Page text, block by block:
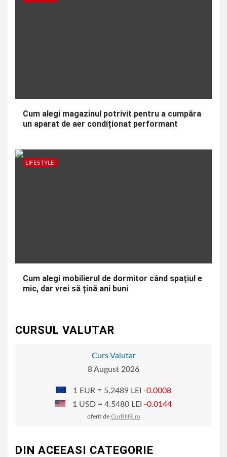
Cum alegi magazinul potrivit pentru a cumpăra
un aparat de aer condiționat performant
LIFESTYLE
Cum alegi mobilierul de dormitor când spațiul e
mic, dar vrei să țină ani buni
CURSUL VALUTAR
Curs Valutar
8 August 2026
1 EUR = 5.2489 LEI -0.0008
1 USD = 4.5480 LEI -0.0144
oferit de CurBNR.ro
DIN ACEEASI CATEGORIE